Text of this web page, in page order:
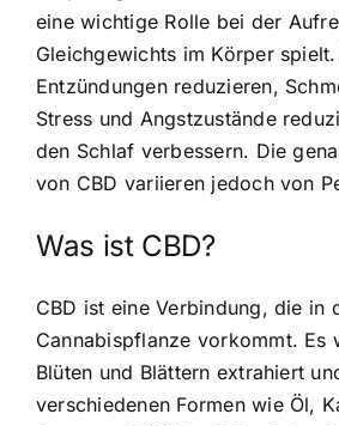
eine wichtige Rolle bei der
Gleichgewichts im Körper
Entzündungen reduzieren,
Stress und Angstzustände
den Schlaf verbessern. Die
von CBD variieren jedoch von
Was ist CBD?
CBD ist eine Verbindung, die in
Cannabispflanze vorkommt. Es
Blüten und Blättern extrahiert
verschiedenen Formen wie Öl,